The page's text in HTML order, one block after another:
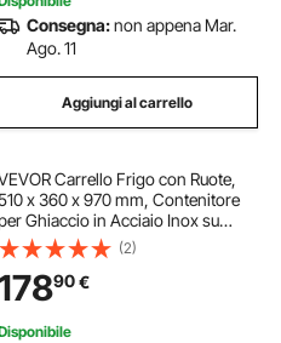
Consegna:non appena Mar.
Ago. 11
Aggiungi al carrello
Carrello Frigo con Ruote,
x 360 x 970 mm, Contenitore
Ghiaccio in Acciaio Inox su
Ruote, Carrello Frigo da Esterno da
28 Litri con Ripiano, per Patio,
Bar per Feste
(2)
90€